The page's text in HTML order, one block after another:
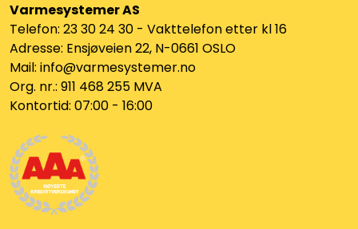
Varmesystemer AS
Telefon: 23 30 24 30 - Vakttelefon etter kl 16
Adresse: Ensjøveien 22, N-0661 OSLO
Mail: info@varmesystemer.no
Org. nr.: 911 468 255 MVA
Kontortid: 07:00 - 16:00